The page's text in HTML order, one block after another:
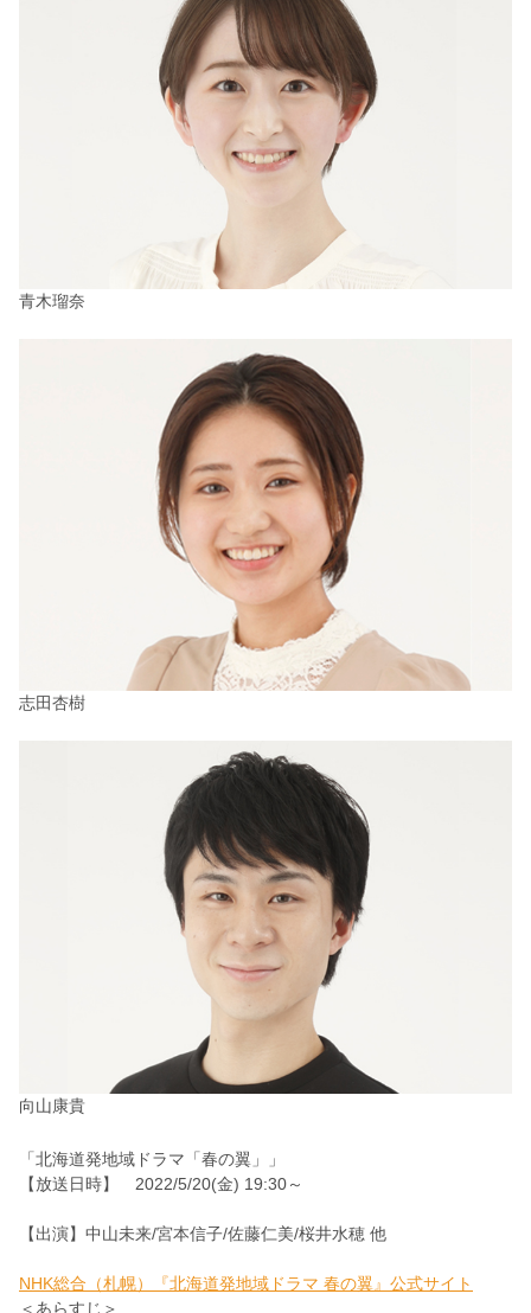
青木瑠奈
志田杏樹
向山康貴
「北海道発地域ドラマ「春の翼」」
【放送日時】 2022/5/20(金) 19:30～
【出演】中山未来/宮本信子/佐藤仁美/桜井水穂 他
NHK総合（札幌）『北海道発地域ドラマ 春の翼』公式サイト
＜あらすじ＞